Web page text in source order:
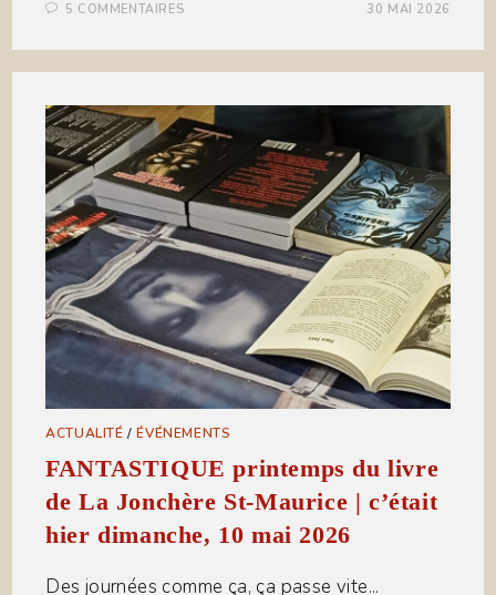
5 COMMENTAIRES 30 MAI 2026
ACTUALITÉ /ÉVÉNEMENTS
FANTASTIQUE printemps du livre
de La Jonchère St-Maurice | c’était
hier dimanche, 10 mai 2026
Des journées comme ça, ça passe vite...